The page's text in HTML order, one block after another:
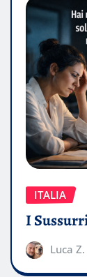
ITALIA
I
Luca Z.